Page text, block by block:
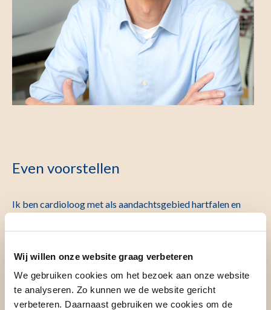
Wij willen onze website graag verbeteren
We gebruiken cookies om het bezoek aan onze website
te analyseren. Zo kunnen we de website gericht
verbeteren. Daarnaast gebruiken we cookies om de
Even voorstellen
Ik ben cardioloog met als aandachtsgebied hartfalen en
Ventricular Assist Device of “LVAD”). De opleiding tot
cardioloog volgde ik in het Leids Universitair Medisch
Centrum.